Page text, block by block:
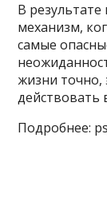
В результате
механизм,
самые
жизни точно,
действовать
Подробнее: